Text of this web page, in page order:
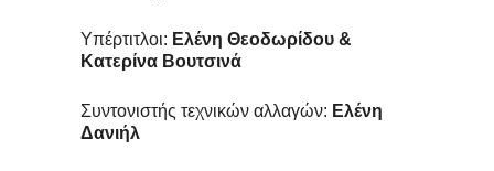
Υπέρτιτλοι: Ελένη Θεοδωρίδου &
Κατερίνα Βουτσινά
Συντονιστής τεχνικών αλλαγών: Ελένη
Δανιήλ